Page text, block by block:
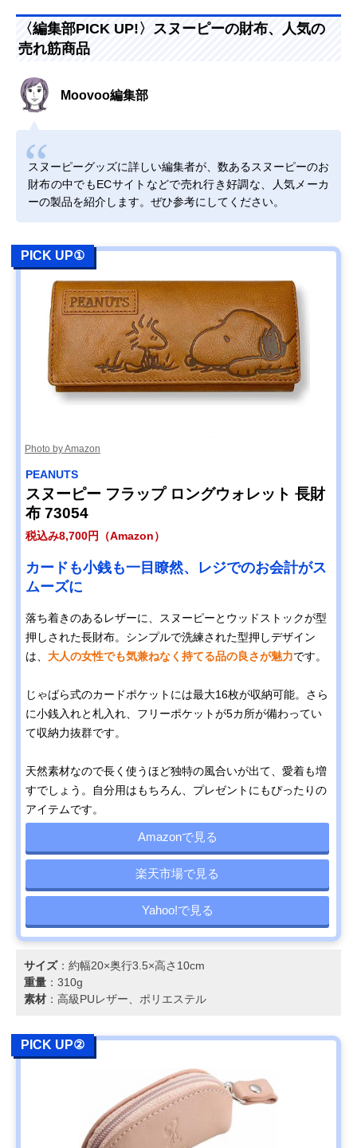
〈編集部PICK UP!〉スヌーピーの財布、人気の
売れ筋商品
Moovoo編集部
スヌーピーグッズに詳しい編集者が、数あるスヌーピーのお
財布の中でもECサイトなどで売れ行き好調な、人気メーカ
ーの製品を紹介します。ぜひ参考にしてください。
PICK UP①
Photo by Amazon
PEANUTS
スヌーピー フラップ ロングウォレット 長財
布 73054
税込み8,700円（Amazon）
カードも小銭も一目瞭然、レジでのお会計がス
ムーズに
落ち着きのあるレザーに、スヌーピーとウッドストックが型
押しされた長財布。シンプルで洗練された型押しデザイン
は、 大人の女性でも気兼ねなく持てる品の良さが魅力です。
じゃばら式のカードポケットには最大16枚が収納可能。さら
に小銭入れと札入れ、フリーポケットが5カ所が備わってい
て収納力抜群です。
天然素材なので長く使うほど独特の風合いが出て、愛着も増
すでしょう。自分用はもちろん、プレゼントにもぴったりの
アイテムです。
Amazonで見る
楽天市場で見る
Yahoo!で見る
サイズ：約幅20×奥行3.5×高さ10cm
重量 ：310g
素材 ：高級PUレザー、ポリエステル
PICK UP②